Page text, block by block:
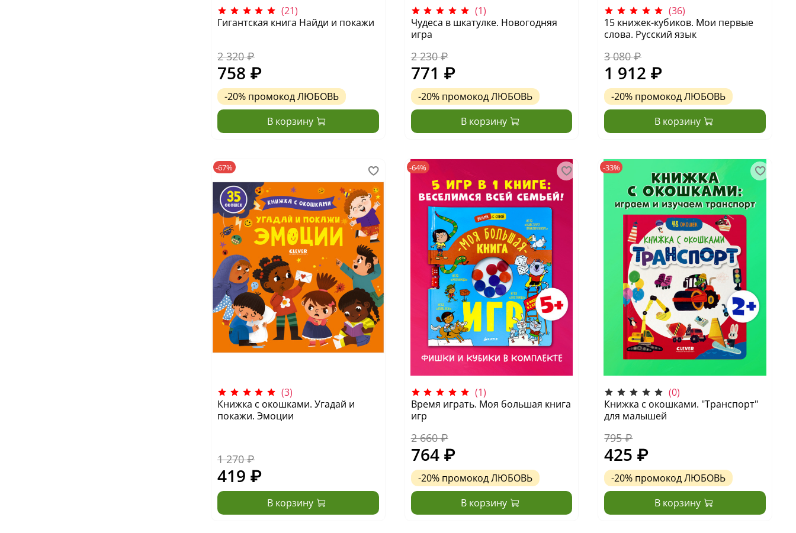
(21)
Гигантская книга Найди и покажи
2 320 ₽
758 ₽
-20% промокодЛЮБОВЬ
В корзину
(1)
Чудеса в шкатулке. Новогодняя
игра
2 230 ₽
771 ₽
-20% промокодЛЮБОВЬ
В корзину
(36)
15 книжек-кубиков. Мои первые
слова. Русский язык
3 080 ₽
1 912 ₽
-20% промокодЛЮБОВЬ
В корзину
-67%
(3)
Книжка с окошками. Угадай и
покажи. Эмоции
1 270 ₽
419 ₽
В корзину
-64%
(1)
Время играть. Моя большая книга
игр
2 660 ₽
764 ₽
-20% промокодЛЮБОВЬ
В корзину
-33%
(0)
Книжка с окошками. "Транспорт"
для малышей
795 ₽
425 ₽
-20% промокодЛЮБОВЬ
В корзину